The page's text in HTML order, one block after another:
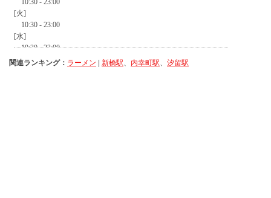
関連ランキング： ラーメン 新橋駅、 内幸町駅、 汐留駅